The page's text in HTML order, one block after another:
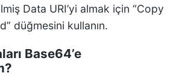
Data URI’yi almak için “Copy
düğmesini kullanın.
Base64’e